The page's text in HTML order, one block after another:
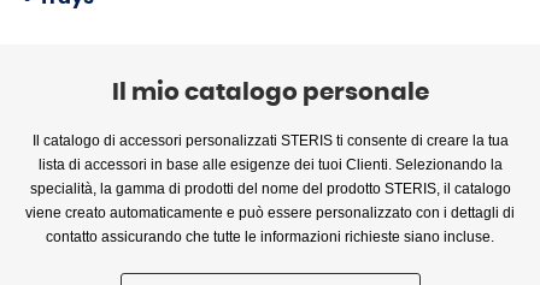
Il mio catalogo personale
Il catalogo di accessori personalizzati STERIS ti consente di creare la tua
lista di accessori in base alle esigenze dei tuoi Clienti. Selezionando la
specialità, la gamma di prodotti del nome del prodotto STERIS, il catalogo
viene creato automaticamente e può essere personalizzato con i dettagli di
contatto assicurando che tutte le informazioni richieste siano incluse.